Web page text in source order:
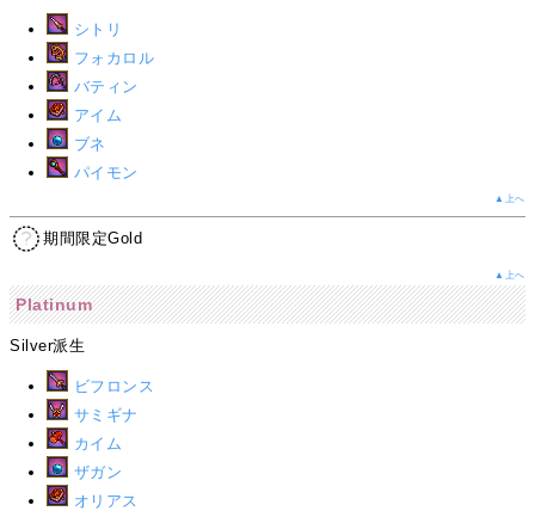
シトリ
フォカロル
バティン
アイム
ブネ
パイモン
▲上へ
期間限定Gold
▲上へ
Platinum
Silver派生
ビフロンス
サミギナ
カイム
ザガン
オリアス